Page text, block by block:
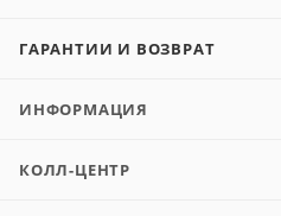
ГАРАНТИИ И ВОЗВРАТ
ИНФОРМАЦИЯ
КОЛЛ-ЦЕНТР